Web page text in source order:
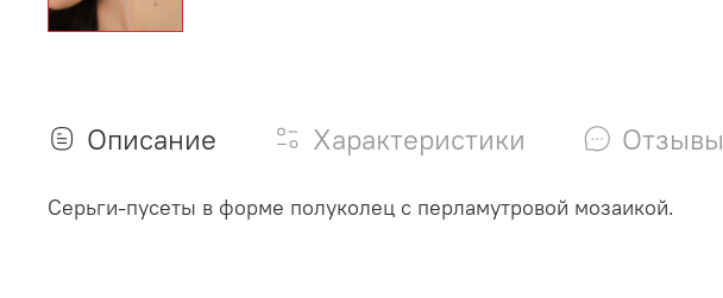
Описание Характеристики Отзывы
Серьги-пусеты в форме полуколец с перламутровой мозаикой.